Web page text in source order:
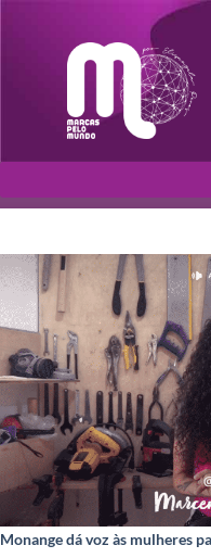
Monange dá voz às mulheres